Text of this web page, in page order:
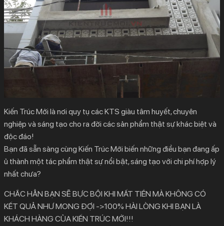
Kiến Trúc Mới là nơi quy tụ các KTS giàu tâm huyết, chuyên
nghiệp và sáng tạo cho ra đời các sản phẩm thật sự khác biệt và
độc đáo!
Bạn đã sẵn sàng cùng Kiến Trúc Mới biến những điều bạn đang ấp
ủ thành một tác phẩm thật sự nổi bật, sáng tạo với chi phí hợp lý
nhất chưa?
CHẮC HẲN BẠN SẼ BỰC BỘI KHI MẤT TIỀN MÀ KHÔNG CÓ
KẾT QUẢ NHƯ MONG ĐỢI ->100% HÀI LÒNG KHI BẠN LÀ
KHÁCH HÀNG CỦA KIẾN TRÚC MỚI!!!